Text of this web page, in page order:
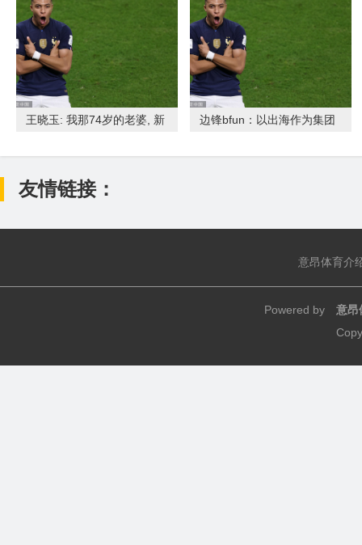
王晓玉: 我那74岁的老婆, 新
边锋bfun：以出海作为集团
友情链接：
意昂体育介
Powered by
意昂